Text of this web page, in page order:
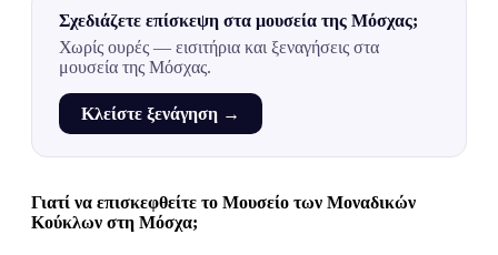
Σχεδιάζετε επίσκεψη στα μουσεία της Μόσχας;
Χωρίς ουρές — εισιτήρια και ξεναγήσεις στα
μουσεία της Μόσχας.
Κλείστε ξενάγηση →
Γιατί να επισκεφθείτε το Μουσείο των Μοναδικών
Κούκλων στη Μόσχα;